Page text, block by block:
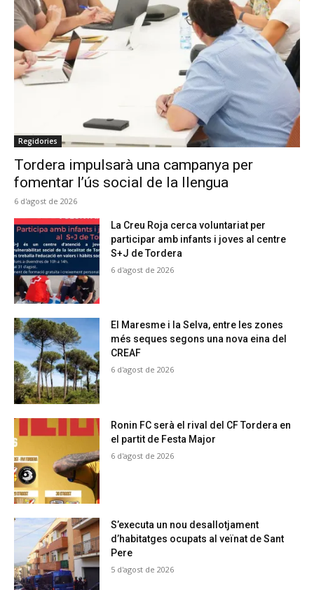
Regidories
Tordera impulsarà una campanya per
fomentar l’ús social de la llengua
6 d'agost de 2026
La Creu Roja cerca voluntariat per
participar amb infants i joves al centre
S+J de Tordera
6 d'agost de 2026
El Maresme i la Selva, entre les zones
més seques segons una nova eina del
CREAF
6 d'agost de 2026
Ronin FC serà el rival del CF Tordera en
el partit de Festa Major
6 d'agost de 2026
S’executa un nou desallotjament
d’habitatges ocupats al veïnat de Sant
Pere
5 d'agost de 2026